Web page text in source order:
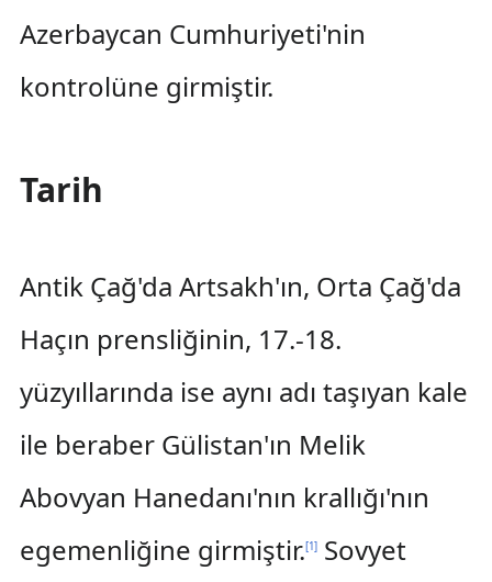
Azerbaycan Cumhuriyeti'nin
kontrolüne girmiştir.
Tarih
Antik Çağ'da Artsakh'ın, Orta Çağ'da
Haçın prensliğinin, 17.-18.
yüzyıllarında ise aynı adı taşıyan kale
ile beraber Gülistan'ın Melik
Abovyan Hanedanı'nın krallığı'nın
egemenliğine girmiştir.[1]Sovyet